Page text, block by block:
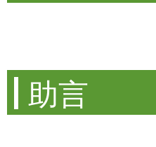
助言